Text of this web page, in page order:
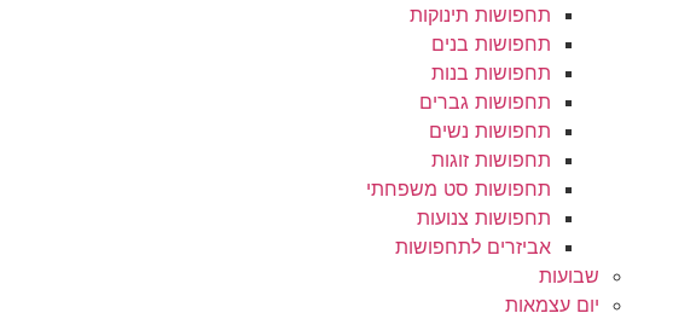
תחפושות תינוקות
תחפושות בנים
תחפושות בנות
תחפושות גברים
תחפושות נשים
תחפושות זוגות
תחפושות סט משפחתי
תחפושות צנועות
אביזרים לתחפושות
שבועות
יום עצמאות